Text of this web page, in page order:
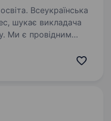
шукає викладача
Ми є провідним
нашим учням